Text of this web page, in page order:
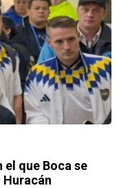
que Boca se
Huracán